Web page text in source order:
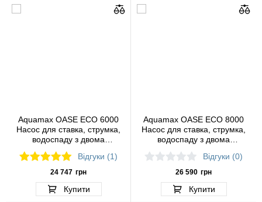
Aquamax OASE ECO 6000
Насос для ставка, струмка,
водоспаду з двома
парканами для води
Відгуки (1)
24 747 грн
Купити
Aquamax OASE ECO 8000
Насос для ставка, струмка,
водоспаду з двома
Відгуки (0)
26 590 грн
Купити